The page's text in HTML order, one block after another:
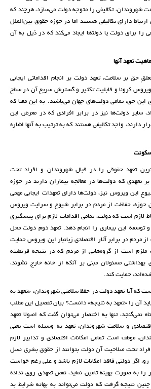
شهروندان، تکالیفی را متوجه دولت می‌سازد، هرچند که
دارای تکالیفی هستند اما در حوزه حقوق بین‌الملل
را برای دولت یا دولت‍‌‌ها ایجاد می‌کند که در ذیل به آن
تعهد آنها
حق بر سلامت، تعهد دولت بر انجام اقداماتی ایجابی
کرونا و قابلیت تکثیر و گسترش سریع آن در سطح
حق، تمامی دولت‌های جهان می‌باشند. به این معنا که
سایر دولت‌ها نیز در برابر افرادی که در معرض این
دارند، واجد تکالیفی هستند که به ترتیب به آنها اشاره
تعهد حقوقی را در قبال شهروندان و افراد تحت
تعهدی که دولت‌ها در معالجه بیماران دارند در حوزه
این ویروس نیز، دولت‌ها دارای تعهدات ایجابی مهمی
حوزه، حفاظت از مردم در برابر شیوع و سرایت ویروس
لازم است که دولت، تمامی اقدامات لازم برای پیشگیری
توسعه این بیماری را انجام دهد. تعهد دوم دولت محل
مردم در برابر آثار اقتصادی زیانبار این ویروس حمایت
ملزم است از گروه‌هایی از مردم که در نتیجه قرنطینه
مسئولان مبنی بر آنکه از خانه خارج نشوند،
حمایت کند.
که آیا تعهد دولت در حفظ سلامتی شهروندان، «تعهد به
آن را «تعهد به نتیجه» دانست؟ بیان تفصیل این مطلب
نمی‌گنجد، تنها به اختصار می‌توان گفت که اصولا تعهد
و سلامت شهروندان، تعهد به وسیله است یعنی
موظف است تمامی امکانات اقتصادی و تدابیر لازم
افراد تحت صلاحیت آن دولت بتوانند از حقوق بشری نسل
اگر دولتی فاقد امکانات لازم باشد و علی رغم خواست
را به صورت بهینه تامین نماید، نقض تعهدی روی نداده
نتیجه گرفت که دولت می‌تواند به بهانه شرایط بد